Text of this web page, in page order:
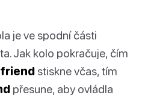
je ve spodní části
Jak kolo pokračuje, čím
stiskne včas, tím
přesune, aby ovládla